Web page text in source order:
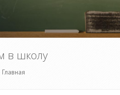
в школу
Главная